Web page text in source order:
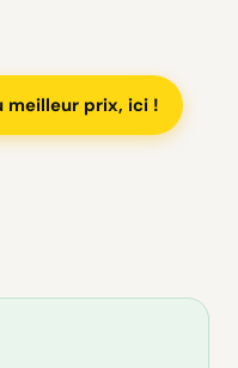
meilleur prix, ici !